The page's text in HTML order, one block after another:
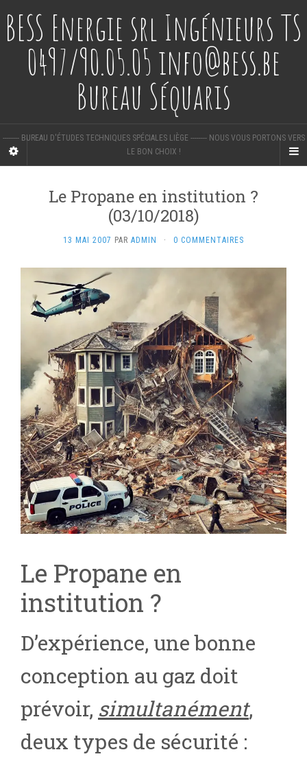
BESS Energie srl Ingénieurs TS
0497/90.05.05 info@bess.be
Bureau Séquaris
-------- BUREAU D'ÉTUDES TECHNIQUES SPÉCIALES LIÈGE -------- NOUS VOUS PORTONS VERS
LE BON CHOIX !
Le Propane en institution ?
(03/10/2018)
13 MAI 2007 PAR ADMIN · 0 COMMENTAIRES
Le Propane en
institution ?
D’expérience, une bonne
conception au gaz doit
prévoir, simultanément,
deux types de sécurité :